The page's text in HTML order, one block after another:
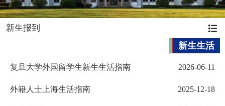
新生报到
新生生活
复旦大学外国留学生新生生活指南 2026-06-11
外籍人士上海生活指南 2025-12-18